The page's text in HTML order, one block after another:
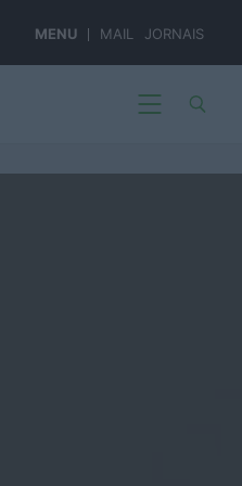
MENU MAIL JORNAIS